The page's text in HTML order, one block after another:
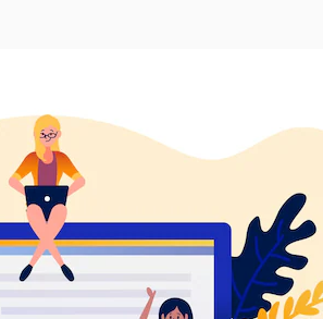
Продукция
Spaces
ИИ-помощник
Генератор
изображений ИИ
Генератор видео
Начать
Документация по
Пакету ИИ
Служба
поддержки